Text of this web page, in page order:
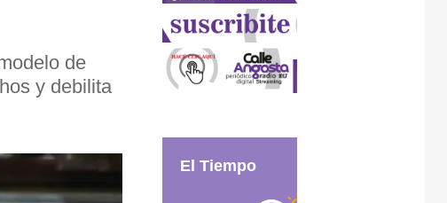
de
y debilita
El Tiempo